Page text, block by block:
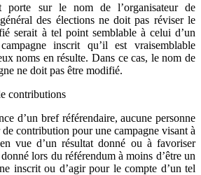
porte sur le nom de l’organisateur de
des élections ne doit pas réviser le
serait à tel point semblable à celui d’un
inscrit qu’il est vraisemblable
noms en résulte. Dans ce cas, le nom de
ne doit pas être modifié.
contributions
d’un bref référendaire, aucune personne
contribution pour une campagne visant à
vue d’un résultat donné ou à favoriser
lors du référendum à moins d’être un
inscrit ou d’agir pour le compte d’un tel